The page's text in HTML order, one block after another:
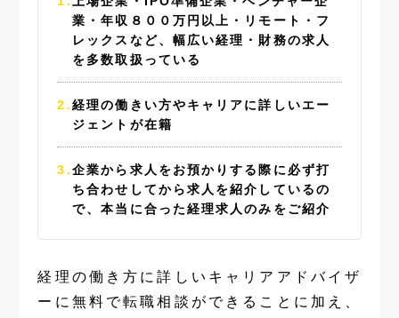
業・年収８００万円以上・リモート・フ
レックスなど、幅広い経理・財務の求人
を多数取扱っている
経理の働きい方やキャリアに詳しいエー
ジェントが在籍
企業から求人をお預かりする際に必ず打
ち合わせしてから求人を紹介しているの
で、本当に合った経理求人のみをご紹介
経理の働き方に詳しいキャリアアドバイザ
ーに無料で転職相談ができることに加え、